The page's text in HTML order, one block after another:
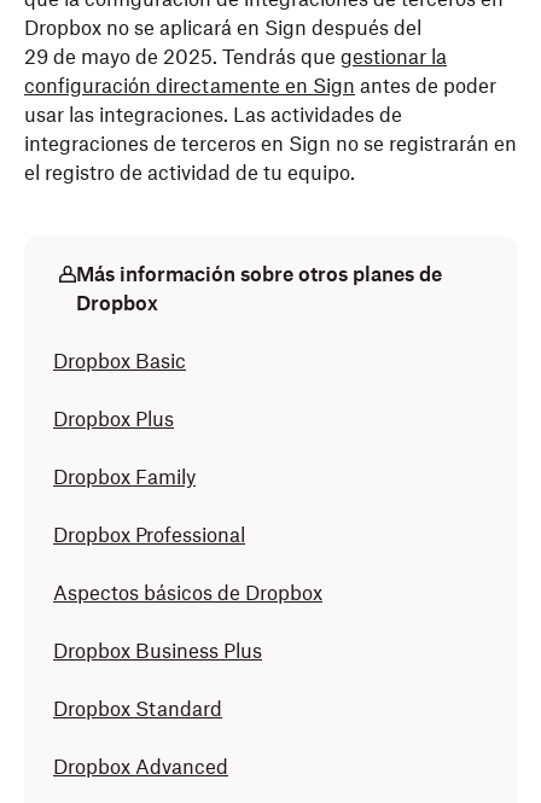
Dropbox no se aplicará en Sign después del
29 de mayo de 2025. Tendrás que gestionar la
configuración directamente en Sign antes de poder
usar las integraciones. Las actividades de
integraciones de terceros en Sign no se registrarán en
el registro de actividad de tu equipo.
Más información sobre otros planes de
Dropbox
Dropbox Basic
Dropbox Plus
Dropbox Family
Dropbox Professional
Aspectos básicos de Dropbox
Dropbox Business Plus
Dropbox Standard
Dropbox Advanced